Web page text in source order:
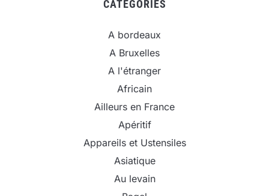
CATEGORIES
A bordeaux
A Bruxelles
A l'étranger
Africain
Ailleurs en France
Apéritif
Appareils et Ustensiles
Asiatique
Au levain